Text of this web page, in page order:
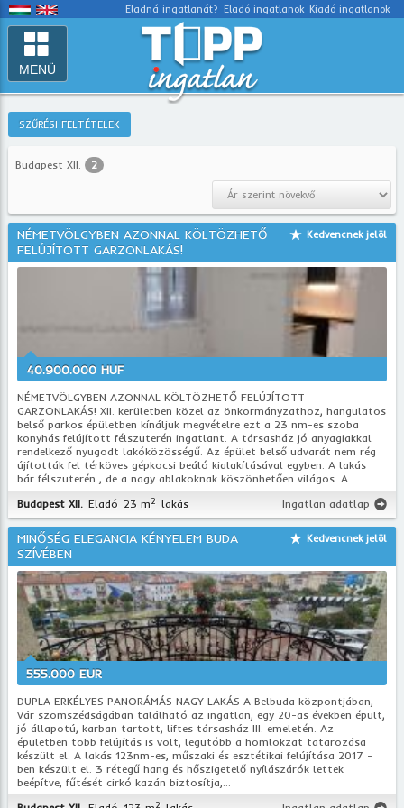
MENÜ
Eladná ingatlanát? Eladó ingatlanok Kiadó ingatlanok
SZŰRÉSI FELTÉTELEK
Budapest XII. 2
Kedvencnek jelöl
NÉMETVÖLGYBEN AZONNAL KÖLTÖZHETŐ
FELÚJÍTOTT GARZONLAKÁS!
40.900.000 HUF
NÉMETVÖLGYBEN AZONNAL KÖLTÖZHETŐ FELÚJÍTOTT
GARZONLAKÁS! XII. kerületben közel az önkormányzathoz, hangulatos
belső parkos épületben kínáljuk megvételre ezt a 23 nm-es szoba
konyhás felújított félszuterén ingatlant. A társasház jó anyagiakkal
rendelkező nyugodt lakóközösségű. Az épület belső udvarát nem rég
újították fel térköves gépkocsi beáló kialakításával egyben. A lakás
bár félszuterén , de a nagy ablakoknak köszönhetően világos. A...
Budapest XII. Eladó 23 m2 lakás Ingatlan adatlap
Kedvencnek jelöl
MINŐSÉG ELEGANCIA KÉNYELEM BUDA
SZÍVÉBEN
555.000 EUR
DUPLA ERKÉLYES PANORÁMÁS NAGY LAKÁS A Belbuda központjában,
Vár szomszédságában található az ingatlan, egy 20-as években épült,
jó állapotú, karban tartott, liftes társasház III. emeletén. Az
épületben több felújítás is volt, legutóbb a homlokzat tatarozása
készült el. A lakás 123nm-es, műszaki és esztétikai felújítása 2017 -
ben készült el. 3 rétegű hang és hőszigetelő nyílászárók lettek
beépítve, fűtését cirkó kazán biztosítja,...
2